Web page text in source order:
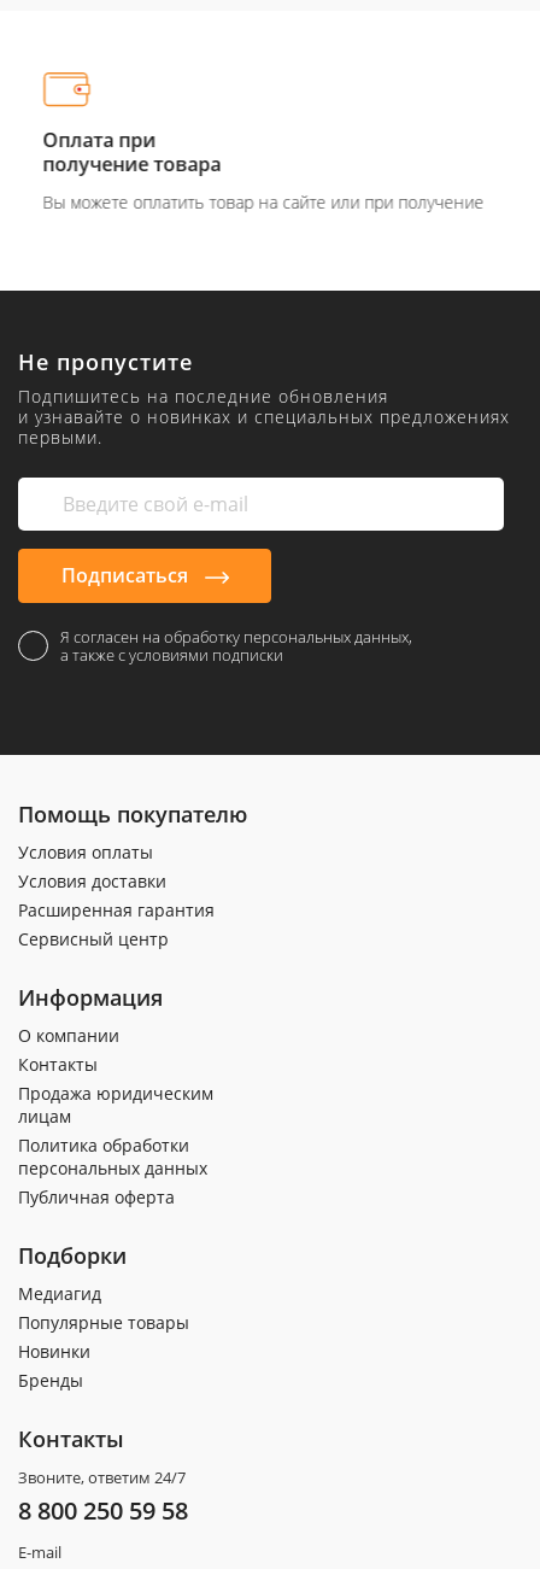
Оплата при
получение товара
Вы можете оплатить товар на сайте или при получение
Не пропустите
Подпишитесь на последние обновления
и узнавайте о новинках и специальных предложениях
первыми.
Подписаться
Я согласен на обработку персональных данных,
а также с условиями подписки
Помощь покупателю
Условия оплаты
Условия доставки
Расширенная гарантия
Сервисный центр
Информация
О компании
Контакты
Продажа юридическим
лицам
Политика обработки
персональных данных
Публичная оферта
Подборки
Медиагид
Популярные товары
Новинки
Бренды
Контакты
Звоните, ответим 24/7
8 800 250 59 58
E-mail